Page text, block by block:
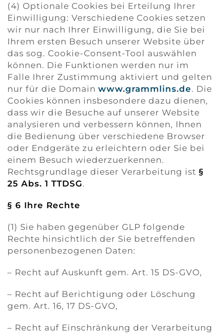
(4) Optionale Cookies bei Erteilung Ihrer
Einwilligung: Verschiedene Cookies setzen
wir nur nach Ihrer Einwilligung, die Sie bei
Ihrem ersten Besuch unserer Website über
das sog. Cookie-Consent-Tool auswählen
können. Die Funktionen werden nur im
Falle Ihrer Zustimmung aktiviert und gelten
nur für die Domain www.grammlins.de. Die
Cookies können insbesondere dazu dienen,
dass wir die Besuche auf unserer Website
analysieren und verbessern können, Ihnen
die Bedienung über verschiedene Browser
oder Endgeräte zu erleichtern oder Sie bei
einem Besuch wiederzuerkennen.
Rechtsgrundlage dieser Verarbeitung ist §
25 Abs. 1 TTDSG.
§ 6 Ihre Rechte
(1) Sie haben gegenüber GLP folgende
Rechte hinsichtlich der Sie betreffenden
personenbezogenen Daten:
– Recht auf Auskunft gem. Art. 15 DS-GVO,
– Recht auf Berichtigung oder Löschung
gem. Art. 16, 17 DS-GVO,
– Recht auf Einschränkung der Verarbeitung